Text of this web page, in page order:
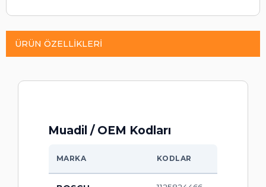
ÜRÜN ÖZELLIKLERI
Muadil / OEM Kodları
MARKA KODLAR